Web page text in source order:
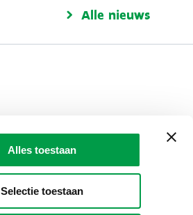
Alles toestaan
Selectie toestaan
Alle nieuws